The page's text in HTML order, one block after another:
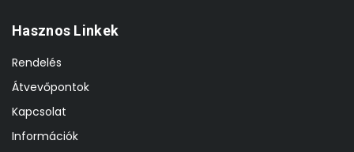
Hasznos Linkek
Rendelés
Átvevőpontok
Kapcsolat
Információk